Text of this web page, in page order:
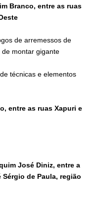
Branco, entre as ruas
de arremessos de
montar gigante
técnicas e elementos
entre as ruas Xapuri e
José Diniz, entre a
Sérgio de Paula, região